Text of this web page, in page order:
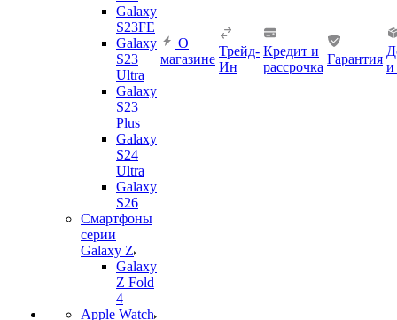
Galaxy
S23FE
Galaxy
S23
Ultra
Galaxy
S23
Plus
Galaxy
S24
Ultra
Galaxy
S26
Смартфоны
серии
Galaxy Z
Galaxy
Z Fold
4
Apple Watch
О
магазине
Трейд-
Ин
Кредит и
рассрочка
Гарантия
и